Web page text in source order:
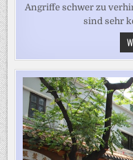
Angriffe schwer zu
sind sehr